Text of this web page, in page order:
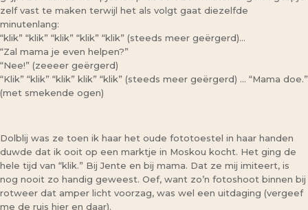
zelf vast te maken terwijl het als volgt gaat diezelfde
minutenlang:
“klik” “klik” “klik” “klik” “klik” (steeds meer geërgerd)…
“Zal mama je even helpen?”
“Nee!” (zeeeer geërgerd)
“Klik” “klik” “klik” klik” “klik” (steeds meer geërgerd) … “Mama doe.”
(met smekende ogen)
Dolblij was ze toen ik haar het oude fototoestel in haar handen
duwde dat ik ooit op een marktje in Moskou kocht. Het ging de
hele tijd van “klik.” Bij Jente en bij mama. Dat ze mij imiteert, is
nog nooit zo handig geweest. Oef, want zo’n fotoshoot binnen bij
rotweer dat amper licht voorzag, was wel een uitdaging (vergeef
me de ruis hier en daar).